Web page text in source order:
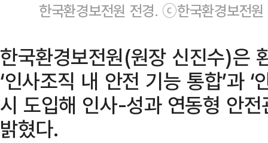
한국환경보전원 전경. ⓒ한국환경보전원
한국환경보전원(원장 신진수)은
‘인사조직 내 안전 기능 통합’과
시 도입해 인사-성과 연동형 안
밝혔다.